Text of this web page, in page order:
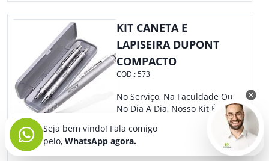
KIT CANETA E
LAPISEIRA DUPONT
COMPACTO
COD.:573
No Serviço, Na Faculdade Ou
No Dia A Dia, Nosso Kit É Ideal
Lapiseira E Uma Caneta
Esferográfica Em Um Prático
Estojo. Sem Dúvidas Seus
Seja bem vindo! Fala comigo
pelo, WhatsApp agora.